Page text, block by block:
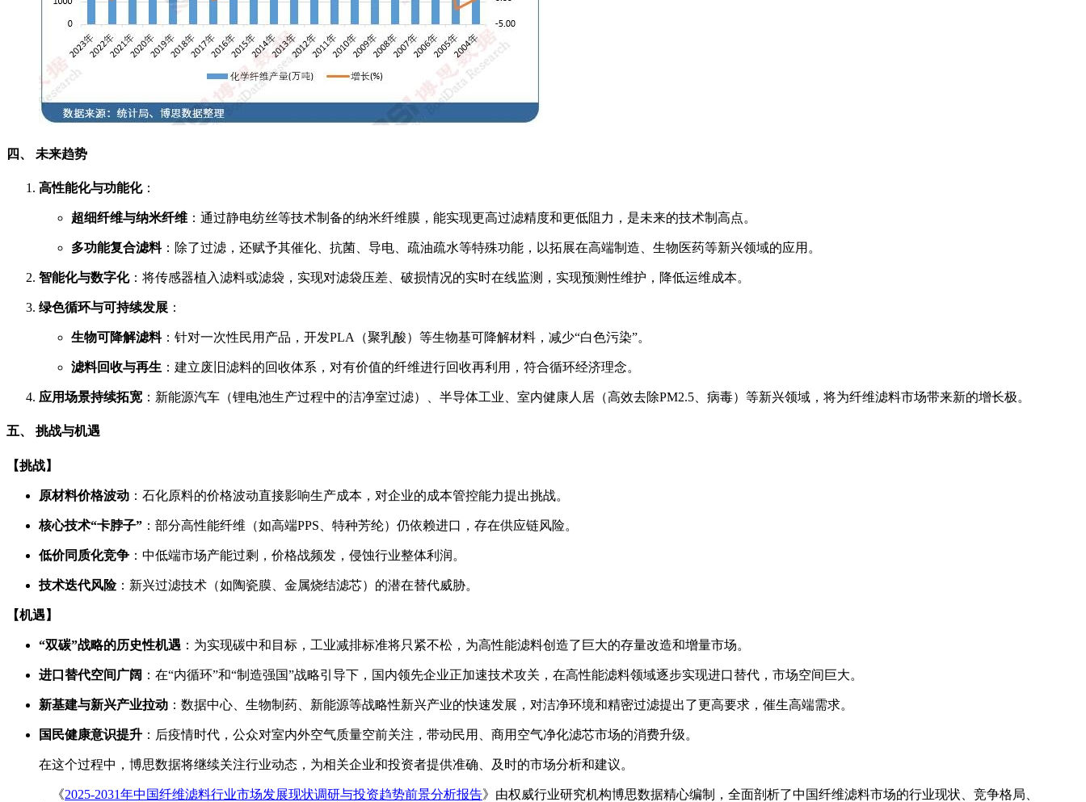
四、 未来趋势
高性能化与功能化：
超细纤维与纳米纤维 ：通过静电纺丝等技术制备的纳米纤维膜，能实现更高过滤精度和更低阻力，是未来的技术制高点。
多功能复合滤料：除了过滤，还赋予其催化、抗菌、导电、疏油疏水等特殊功能，以拓展在高端制造、生物医药等新兴领域的应用。
智能化与数字化：将传感器植入滤料或滤袋，实现对滤袋压差、破损情况的实时在线监测，实现预测性维护，降低运维成本。
绿色循环与可持续发展 ：
生物可降解滤料：针对一次性民用产品，开发PLA（聚乳酸）等生物基可降解材料，减少“白色污染”。
滤料回收与再生 ：建立废旧滤料的回收体系，对有价值的纤维进行回收再利用，符合循环经济理念。
应用场景持续拓宽 ：新能源汽车（锂电池生产过程中的洁净室过滤）、半导体工业、室内健康人居（高效去除PM2.5、病毒）等新兴领域，将为纤维滤料市场带来新的增长极。
五、 挑战与机遇
【挑战】
原材料价格波动 ：石化原料的价格波动直接影响生产成本，对企业的成本管控能力提出挑战。
核心技术“卡脖子” ：部分高性能纤维（如高端PPS、特种芳纶）仍依赖进口，存在供应链风险。
低价同质化竞争 ：中低端市场产能过剩，价格战频发，侵蚀行业整体利润。
技术迭代风险：新兴过滤技术（如陶瓷膜、金属烧结滤芯）的潜在替代威胁。
【机遇】
“双碳”战略的历史性机遇 ：为实现碳中和目标，工业减排标准将只紧不松，为高性能滤料创造了巨大的存量改造和增量市场。
进口替代空间广阔 ：在“内循环”和“制造强国”战略引导下，国内领先企业正加速技术攻关，在高性能滤料领域逐步实现进口替代，市场空间巨大。
新基建与新兴产业拉动 ：数据中心、生物制药、新能源等战略性新兴产业的快速发展，对洁净环境和精密过滤提出了更高要求，催生高端需求。
国民健康意识提升 ：后疫情时代，公众对室内外空气质量空前关注，带动民用、商用空气净化滤芯市场的消费升级。
在这个过程中，博思数据将继续关注行业动态，为相关企业和投资者提供准确、及时的市场分析和建议。
《2025-2031年中国纤维滤料行业市场发展现状调研与投资趋势前景分析报告》由权威行业研究机构博思数据精心编制，全面剖析了中国纤维滤料市场的行业现状、竞争格局、